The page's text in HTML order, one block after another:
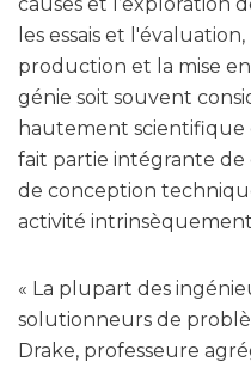
les essais et
production et la mise
génie soit souvent
hautement
fait partie intégrante
de conception
activité
« La plupart des
solutionneurs de
Drake, professeure